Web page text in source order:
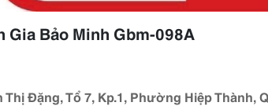
Gia Bảo Minh Gbm-098A
Thị Đặng, Tổ 7, Kp.1, Phường Hiệp Thành,